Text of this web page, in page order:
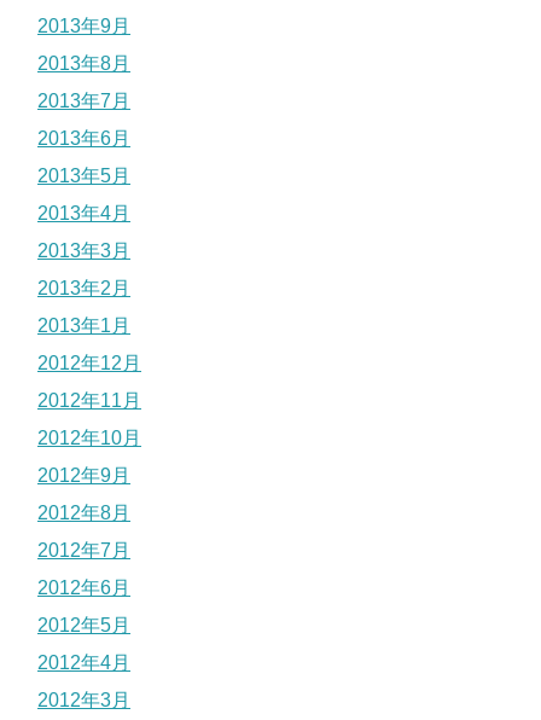
2013年9月
2013年8月
2013年7月
2013年6月
2013年5月
2013年4月
2013年3月
2013年2月
2013年1月
2012年12月
2012年11月
2012年10月
2012年9月
2012年8月
2012年7月
2012年6月
2012年5月
2012年4月
2012年3月